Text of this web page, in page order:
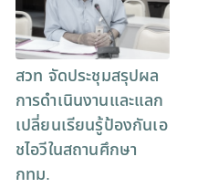
สวท จัดประชุมสรุปผล
การดำเนินงานและแลก
เปลี่ยนเรียนรู้ป้องกันเอ
ชไอวีในสถานศึกษา
กทม.